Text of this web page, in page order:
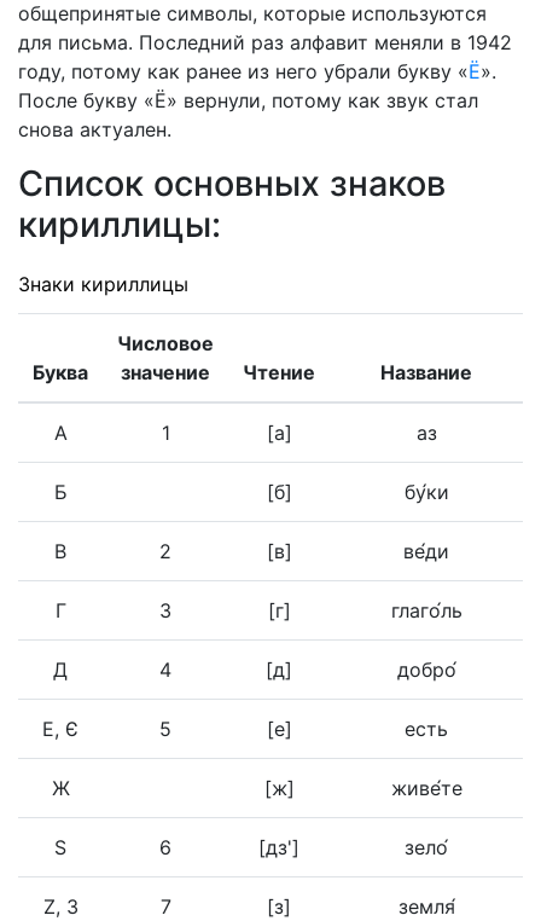
общепринятые символы, которые используются
для письма. Последний раз алфавит меняли в 1942
году, потому как ранее из него убрали букву «Ё».
После букву «Ё» вернули, потому как звук стал
снова актуален.
Список основных знаков
кириллицы:
Знаки кириллицы
Буква
Числовое
значение
Чтение Название
А 1 [а] аз
Б [б] бу́ки
В 2 [в] ве́ди
Г 3 [г] глаго́ль
Д 4 [д] добро́
Е, Є 5 [е] есть
Ж [ж] живе́те
Ѕ 6 [дз'] зело́
Z, З 7 [з] земля́